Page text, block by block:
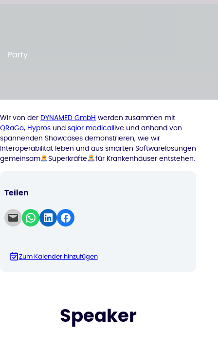
Party
Wir von der DYNAMED GmbH werden zusammen mit
QRaGo, Hypros und sqior medical live und anhand von
spannenden Showcases demonstrieren, wie wir
Interoperabilität leben und aus smarten Softwarelösungen
gemeinsam
Superkräfte für Krankenhäuser entstehen.
Teilen
Email this Page Share on WhatsApp Share on LinkedIn Share on Facebook
Zum Kalender hinzufügen
Speaker